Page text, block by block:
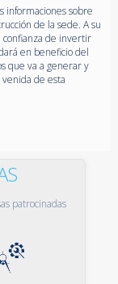
informaciones sobre
de la sede. A su
confianza de invertir
en beneficio del
que va a generar y
de esta
patrocinadas